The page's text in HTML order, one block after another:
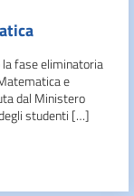
fase eliminatoria
e
dal Ministero
studenti […]